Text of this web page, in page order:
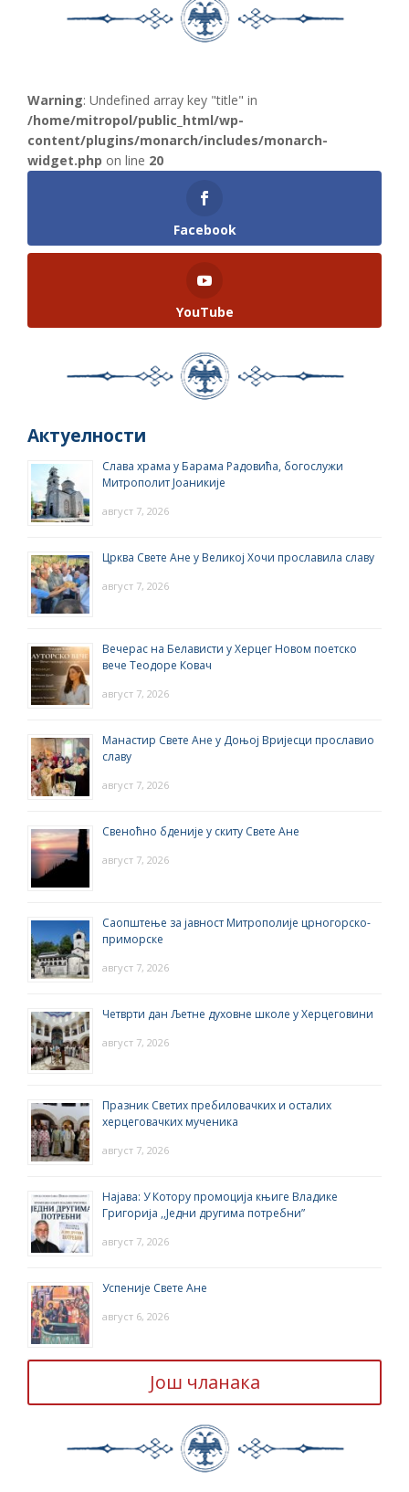
Warning: Undefined array key "title" in
/home/mitropol/public_html/wp-
content/plugins/monarch/includes/monarch-
widget.php on line 20
Facebook
YouTube
Актуелности
Слава храма у Барама Радовића, богослужи
Митрополит Јоаникије
август 7, 2026
Црква Свете Ане у Великој Хочи прославила славу
август 7, 2026
Вечерас на Белависти у Херцег Новом поетско
вече Теодоре Ковач
август 7, 2026
Манастир Свете Ане у Доњој Вријесци прославио
славу
август 7, 2026
Свеноћно бденије у скиту Свете Ане
август 7, 2026
Саопштење за јавност Митрополије црногорско-
приморске
август 7, 2026
Четврти дан Љетне духовне школе у Херцеговини
август 7, 2026
Празник Светих пребиловачких и осталих
херцеговачких мученика
август 7, 2026
Најава: У Котору промоција књиге Владике
Григорија ,,Једни другима потребни”
август 7, 2026
Успеније Свете Ане
август 6, 2026
Још чланака